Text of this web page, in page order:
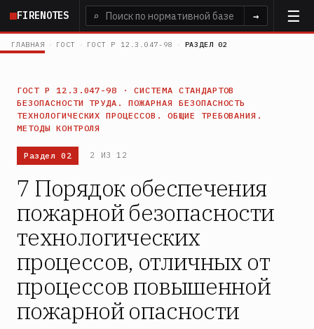
Перейти
основному
FIRENOTES ⌕ →
ГЛАВНАЯ › ГОСТ › ГОСТ Р 12.3.047-98 › РАЗДЕЛ 02
ГОСТ Р 12.3.047-98 · СИСТЕМА СТАНДАРТОВ
БЕЗОПАСНОСТИ ТРУДА. ПОЖАРНАЯ БЕЗОПАСНОСТЬ
ТЕХНОЛОГИЧЕСКИХ ПРОЦЕССОВ. ОБЩИЕ ТРЕБОВАНИЯ.
МЕТОДЫ КОНТРОЛЯ
Раздел 02 2 ИЗ 12
7 Порядок обеспечения
пожарной безопасности
технологических
процессов, отличных от
процессов повышенной
пожарной опасности